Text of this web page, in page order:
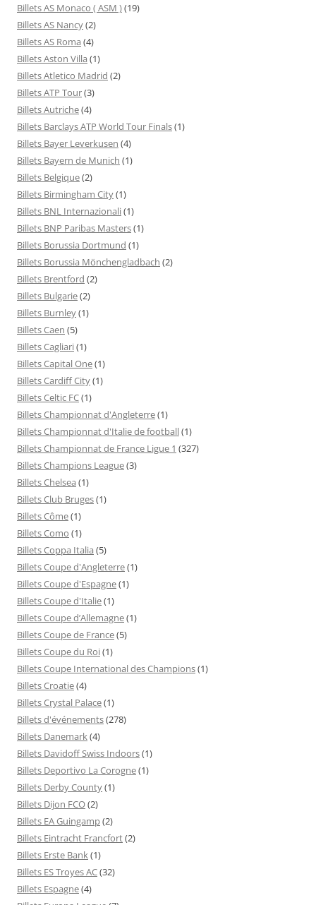
Billets AS Monaco ( ASM )(19)
Billets AS Nancy(2)
Billets AS Roma (4)
Billets Aston Villa (1)
Billets Atletico Madrid (2)
Billets ATP Tour(3)
Billets Autriche(4)
Billets Barclays ATP World Tour Finals(1)
Billets Bayer Leverkusen (4)
Billets Bayern de Munich (1)
Billets Belgique(2)
Billets Birmingham City(1)
Billets BNL Internazionali(1)
Billets BNP Paribas Masters(1)
Billets Borussia Dortmund (1)
Billets Borussia Mönchengladbach (2)
Billets Brentford (2)
Billets Bulgarie(2)
Billets Burnley(1)
Billets Caen (5)
Billets Cagliari(1)
Billets Capital One(1)
Billets Cardiff City(1)
Billets Celtic FC(1)
Billets Championnat d'Angleterre(1)
Billets Championnat d'Italie de football(1)
Billets Championnat de France Ligue 1 (327)
Billets Champions League(3)
Billets Chelsea (1)
Billets Club Bruges(1)
Billets Côme(1)
Billets Como (1)
Billets Coppa Italia (5)
Billets Coupe d'Angleterre(1)
Billets Coupe d'Espagne(1)
Billets Coupe d'Italie(1)
Billets Coupe d’Allemagne(1)
Billets Coupe de France(5)
Billets Coupe du Roi(1)
Billets Coupe International des Champions(1)
Billets Croatie(4)
Billets Crystal Palace(1)
Billets d'événements(278)
Billets Danemark(4)
Billets Davidoff Swiss Indoors(1)
Billets Deportivo La Corogne(1)
Billets Derby County(1)
Billets Dijon FCO(2)
Billets EA Guingamp(2)
Billets Eintracht Francfort(2)
Billets Erste Bank(1)
Billets ES Troyes AC(32)
Billets Espagne(4)